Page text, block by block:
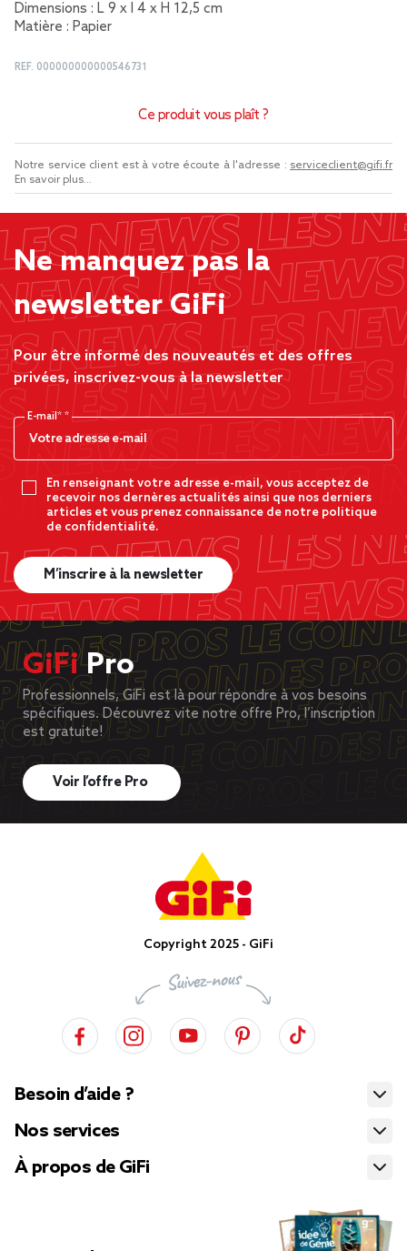
Dimensions : L 9 x l 4 x H 12,5 cm
Matière : Papier
REF. 000000000000546731
Ce produit vous plaît ?
Notre service client est à votre écoute à l'adresse : serviceclient@gifi.fr
En savoir plus...
Ne manquez pas la
newsletter GiFi
Pour être informé des nouveautés et des offres
privées, inscrivez-vous à la newsletter
E-mail*
En renseignant votre adresse e-mail, vous acceptez de
recevoir nos dernères actualités ainsi que nos derniers
articles et vous prenez connaissance de notre politique
de confidentialité.
M’inscrire à la newsletter
GiFiPro
Professionnels, GiFi est là pour répondre à vos besoins
spécifiques. Découvrez vite notre offre Pro, l’inscription
est gratuite!
Voir l’offre Pro
Copyright 2025 - GiFi
Besoin d’aide ?
Nos services
À propos de GiFi